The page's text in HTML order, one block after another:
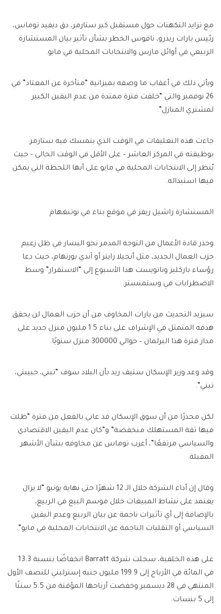
مع تزايد التكهنات حول مستقبل كير ستارمر، دق ديفيد توماس،
رئيس بارات ريدرو، ناقوس الخطر بشأن تأثير بيان المستشارة
الربيعي في أوائل مارس والانتخابات المحلية في مايو.
ويأتي ذلك في أعقاب ما وصفه بميزانية “متأخرة عن المعتاد” في
26 نوفمبر والتي “خلقت فترة ممتدة من عدم اليقين الكبير
لمشتري المنازل”.
جاءت هذه التعليقات في الوقت الذي يتمسك فيه ستارمر
بوظيفته في المركز العاشر – على الأقل في الوقت الحالي – حيث
يُنظر إلى الانتخابات المحلية في مايو على أنها اللحظة التي يمكن
فيها استبداله.
المستشارة راشيل ريفز في موقع بناء في نوتنغهام
وحذر قادة الأعمال من التوجه المدمر نحو اليسار في ظل زعيم
حزب العمال الجديد، مثل أنجيلا راينر أو آندي بورنهام، حيث دعا
رؤساء باركليز وناتويست هذا الأسبوع إلى “الاستقرار” وسط
الاضطرابات في وستمنستر.
سيزيد التحديث من بارات المخاوف من أن حزب العمال لن يحقق
هدفه المتمثل في الإشراف على بناء 1.5 مليون منزل جديد على
مدار فترة هذا البرلمان – حوالي 300000 منزل سنويًا.
وقد وعد وزير الإسكان ستيف ريد بأن البلاد سوف “تبني، حبيبتي،
تبني”.
لكن محذرًا من أن سوق الإسكان قد عانى بالفعل من فترة “ظلت
فيها ثقة المستهلك منخفضة” و”كان عدم اليقين الاقتصادي
والسياسي مرتفعًا”، أعرب توماس عن مخاوفه بشأن الأشهر
المقبلة.
وقال إن أداء الشركة خلال الـ 12 شهرًا حتى نهاية يونيو “لا يزال
يعتمد على نشاط المبيعات خلال موسم البيع في الربيع،
بالإضافة إلى أي تأثيرات ناجمة عن بيان الربيع وعدم اليقين
السياسي أو التقلبات الناجمة عن الانتخابات المحلية في مايو”.
على هذه الخلفية، سجلت شركة Barratt انخفاضًا بنسبة 13.3
في المائة في الأرباح إلى 199.9 مليون جنيه إسترليني للنصف الأول
المنتهي في 28 ديسمبر وخفضت أرباحها المؤقتة من 5.5 سنتًا
إلى 5 بنسات.